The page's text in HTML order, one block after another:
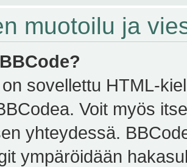
muotoilu ja
sovellettu HTML-
Voit myös
yhteydessä.
ympäröidään